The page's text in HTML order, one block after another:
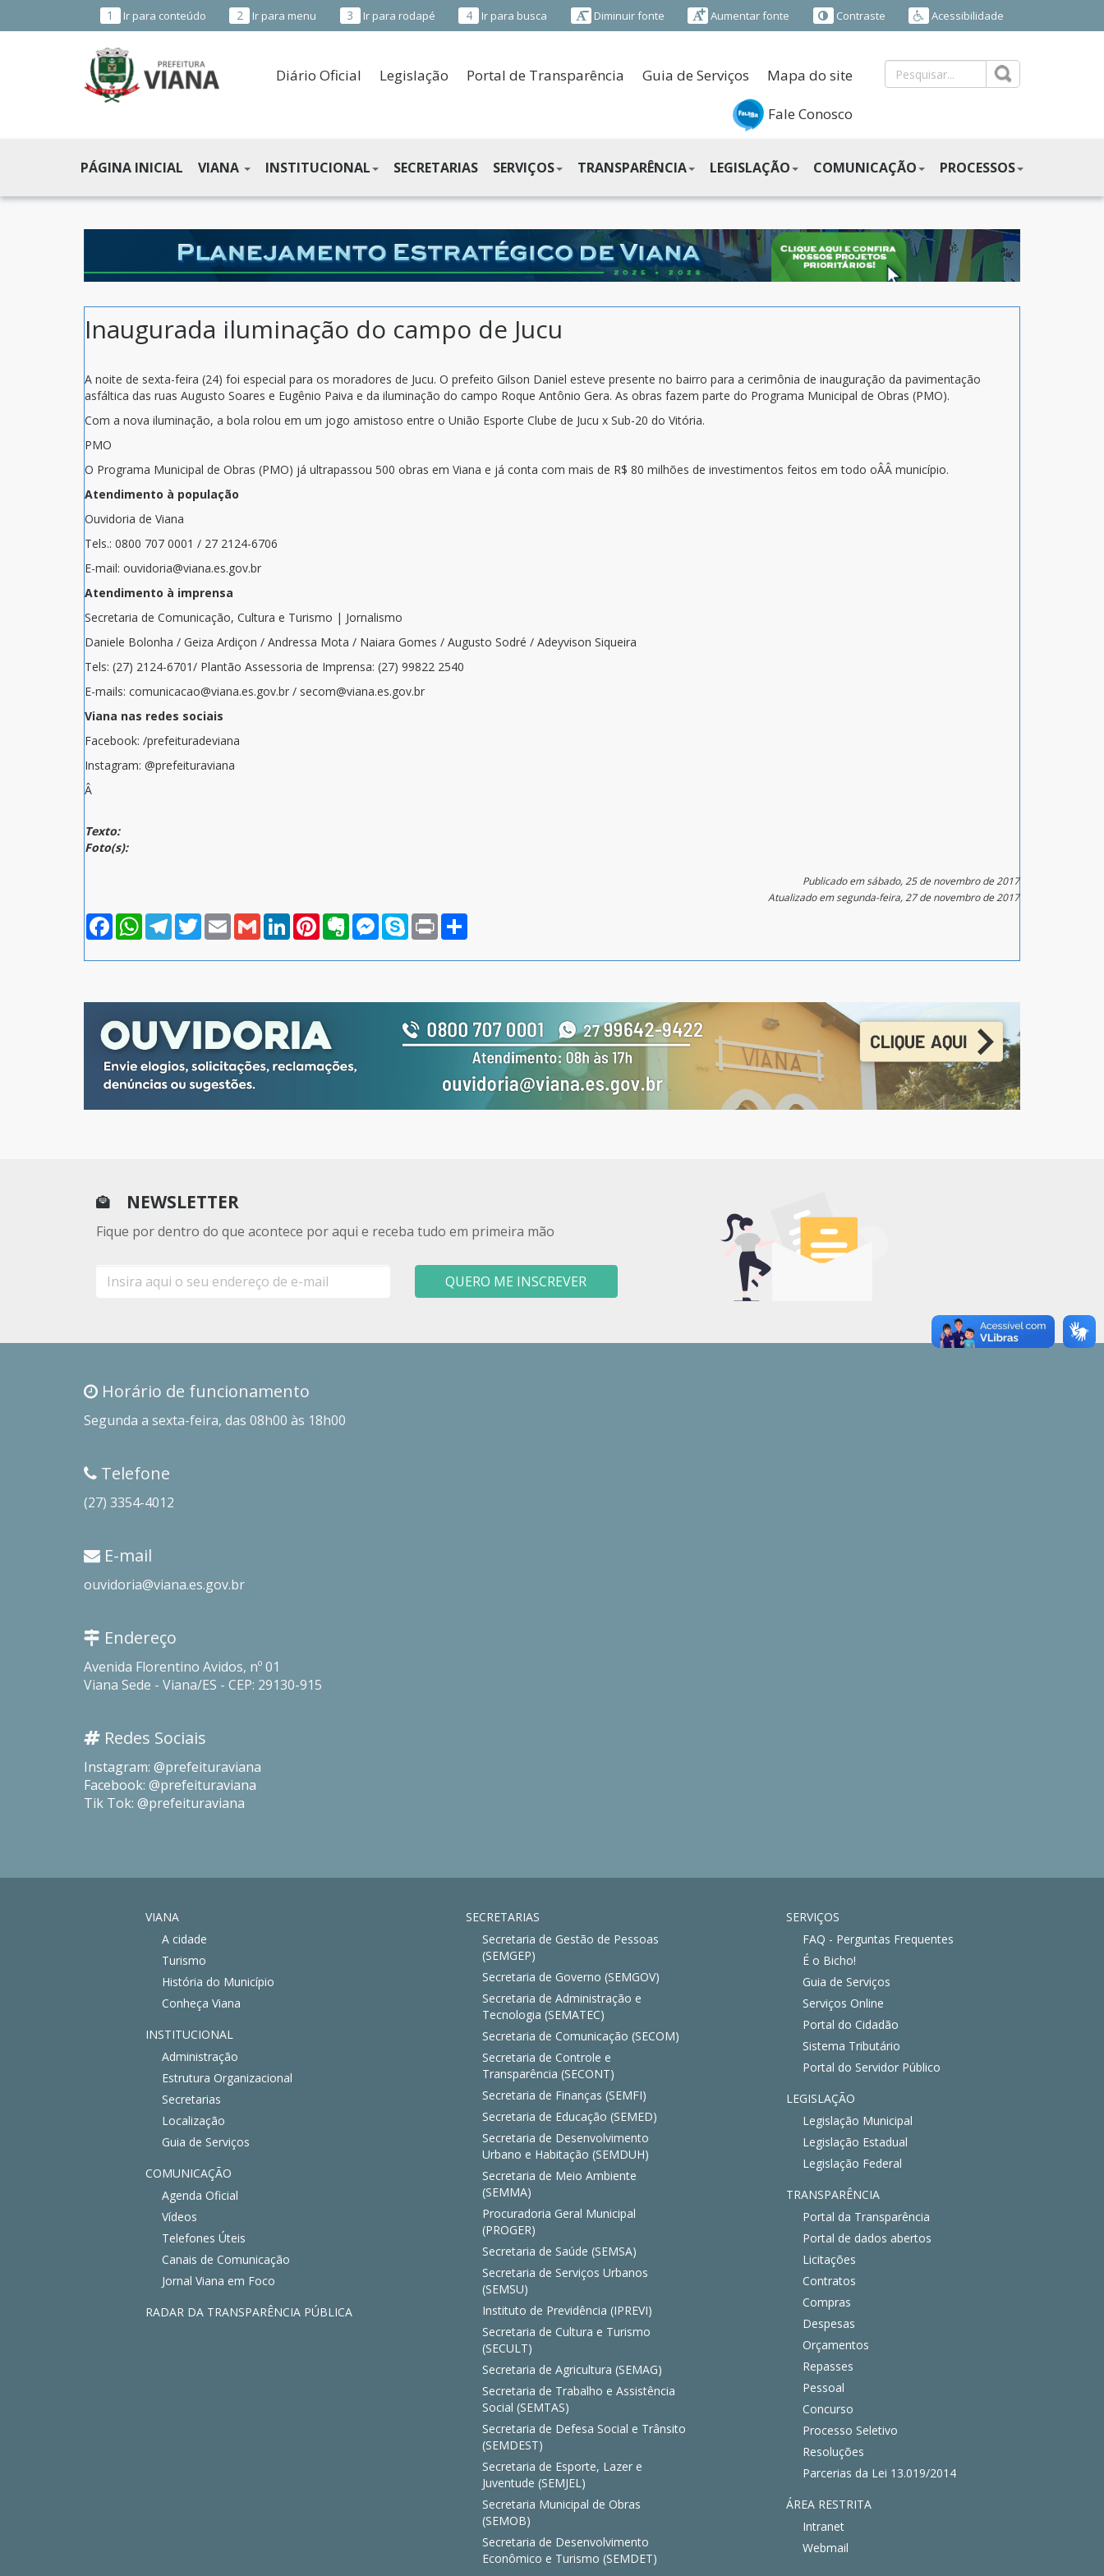
1 Ir para conteúdo 2 Ir para menu 3 Ir para rodapé 4 Ir para busca Diminuir fonte Aumentar fonte Contraste Acessibilidade
MUNICIPAL
DE
VIANA
ES
Diário Oficial Legislação Portal de Transparência Guia de Serviços Mapa do site
Fale Conosco
PÁGINA INICIAL VIANA INSTITUCIONAL SECRETARIAS SERVIÇOS TRANSPARÊNCIA LEGISLAÇÃO COMUNICAÇÃO PROCESSOS
Inaugurada iluminação do campo de Jucu
A noite de sexta-feira (24) foi especial para os moradores de Jucu. O prefeito Gilson Daniel esteve presente no bairro para a cerimônia de inauguração da pavimentação
asfáltica das ruas Augusto Soares e Eugênio Paiva e da iluminação do campo Roque Antônio Gera. As obras fazem parte do Programa Municipal de Obras (PMO).
Com a nova iluminação, a bola rolou em um jogo amistoso entre o União Esporte Clube de Jucu x Sub-20 do Vitória.
PMO
O Programa Municipal de Obras (PMO) já ultrapassou 500 obras em Viana e já conta com mais de R$ 80 milhões de investimentos feitos em todo oÂÂ município.
Atendimento à população
Ouvidoria de Viana
Tels.: 0800 707 0001 / 27 2124-6706
E-mail: ouvidoria@viana.es.gov.br
Atendimento à imprensa
Secretaria de Comunicação, Cultura e Turismo | Jornalismo
Daniele Bolonha / Geiza Ardiçon / Andressa Mota / Naiara Gomes / Augusto Sodré / Adeyvison Siqueira
Tels: (27) 2124-6701/ Plantão Assessoria de Imprensa: (27) 99822 2540
E-mails: comunicacao@viana.es.gov.br / secom@viana.es.gov.br
Viana nas redes sociais
Facebook: /prefeituradeviana
Instagram: @prefeituraviana
Â
Texto:
Foto(s):
Publicado em sábado, 25 de novembro de 2017
Atualizado em segunda-feira, 27 de novembro de 2017
FacebookWhatsAppTelegramTwitterEmail Gmail LinkedInPinterestEvernoteMessenger
Skype Print
NEWSLETTER
Fique por dentro do que acontece por aqui e receba tudo em primeira mão
mail
QUERO ME INSCREVER
Horário de funcionamento
Segunda a sexta-feira, das 08h00 às 18h00
Telefone
(27) 3354-4012
E-mail
ouvidoria@viana.es.gov.br
Endereço
Avenida Florentino Avidos, nº 01
Viana Sede - Viana/ES - CEP: 29130-915
Redes Sociais
Instagram: @prefeituraviana
Facebook: @prefeituraviana
Tik Tok: @prefeituraviana
VIANA
A cidade
Turismo
História do Município
Conheça Viana
INSTITUCIONAL
Administração
Estrutura Organizacional
Secretarias
Localização
Guia de Serviços
COMUNICAÇÃO
Agenda Oficial
Vídeos
Telefones Úteis
Canais de Comunicação
Jornal Viana em Foco
RADAR DA TRANSPARÊNCIA PÚBLICA
SECRETARIAS
Secretaria de Gestão de Pessoas
(SEMGEP)
Secretaria de Governo (SEMGOV)
Secretaria de Administração e
Tecnologia (SEMATEC)
Secretaria de Comunicação (SECOM)
Secretaria de Controle e
Transparência (SECONT)
Secretaria de Finanças (SEMFI)
Secretaria de Educação (SEMED)
Secretaria de Desenvolvimento
Urbano e Habitação (SEMDUH)
Secretaria de Meio Ambiente
(SEMMA)
Procuradoria Geral Municipal
(PROGER)
Secretaria de Saúde (SEMSA)
Secretaria de Serviços Urbanos
(SEMSU)
Instituto de Previdência (IPREVI)
Secretaria de Cultura e Turismo
(SECULT)
Secretaria de Agricultura (SEMAG)
Secretaria de Trabalho e Assistência
Social (SEMTAS)
Secretaria de Defesa Social e Trânsito
(SEMDEST)
Secretaria de Esporte, Lazer e
Juventude (SEMJEL)
Secretaria Municipal de Obras
(SEMOB)
Secretaria de Desenvolvimento
Econômico e Turismo (SEMDET)
SERVIÇOS
FAQ - Perguntas Frequentes
É o Bicho!
Guia de Serviços
Serviços Online
Portal do Cidadão
Sistema Tributário
Portal do Servidor Público
LEGISLAÇÃO
Legislação Municipal
Legislação Estadual
Legislação Federal
TRANSPARÊNCIA
Portal da Transparência
Portal de dados abertos
Licitações
Contratos
Compras
Despesas
Orçamentos
Repasses
Pessoal
Concurso
Processo Seletivo
Resoluções
Parcerias da Lei 13.019/2014
ÁREA RESTRITA
Intranet
Webmail